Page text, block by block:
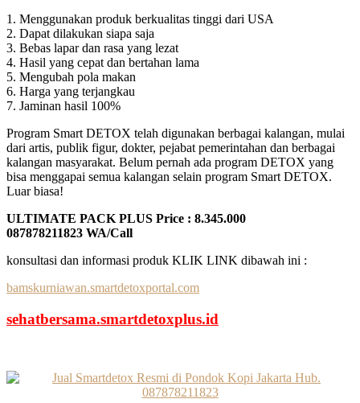
1. Menggunakan produk berkualitas tinggi dari USA
2. Dapat dilakukan siapa saja
3. Bebas lapar dan rasa yang lezat
4. Hasil yang cepat dan bertahan lama
5. Mengubah pola makan
6. Harga yang terjangkau
7. Jaminan hasil 100%
Program Smart DETOX telah digunakan berbagai kalangan, mulai
dari artis, publik figur, dokter, pejabat pemerintahan dan berbagai
kalangan masyarakat. Belum pernah ada program DETOX yang
bisa menggapai semua kalangan selain program Smart DETOX.
Luar biasa!
ULTIMATE PACK PLUS Price : 8.345.000
087878211823 WA/Call
konsultasi dan informasi produk KLIK LINK dibawah ini :
bamskurniawan.smartdetoxportal.com
sehatbersama.smartdetoxplus.id